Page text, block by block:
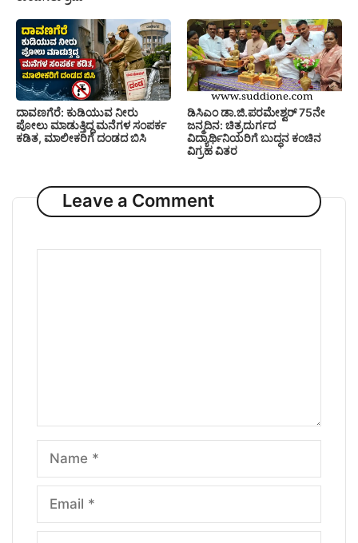
ದಾವಣಗೆರೆ: ಕುಡಿಯುವ ನೀರು
ಪೋಲು ಮಾಡುತ್ತಿದ್ದ ಮನೆಗಳ ಸಂಪರ್ಕ
ಕಡಿತ, ಮಾಲೀಕರಿಗೆ ದಂಡದ ಬಿಸಿ
ಡಿಸಿಎಂ ಡಾ.ಜಿ.ಪರಮೇಶ್ವರ್ 75ನೇ
ಜನ್ಮದಿನ: ಚಿತ್ರದುರ್ಗದ
ವಿದ್ಯಾರ್ಥಿನಿಯರಿಗೆ ಬುದ್ಧನ ಕಂಚಿನ
ವಿಗ್ರಹ ವಿತರ
Leave a Comment